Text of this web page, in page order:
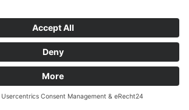
Pflegeservice-Büro
Straße 4
Neuenkirchen
0 54 62 / 96 991 80
Hausgemeinschaft Amaryllis